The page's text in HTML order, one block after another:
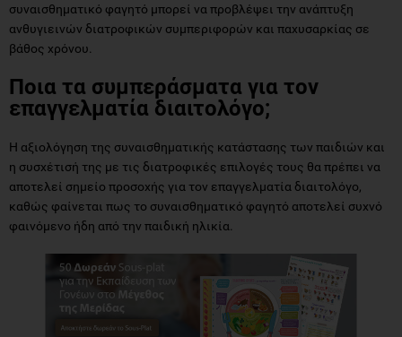
συναισθηματικό φαγητό μπορεί να προβλέψει την ανάπτυξη
ανθυγιεινών διατροφικών συμπεριφορών και παχυσαρκίας σε
βάθος χρόνου.
Ποια τα συμπεράσματα για τον
επαγγελματία διαιτολόγο;
Η αξιολόγηση της συναισθηματικής κατάστασης των παιδιών και
η συσχέτισή της με τις διατροφικές επιλογές τους θα πρέπει να
αποτελεί σημείο προσοχής για τον επαγγελματία διαιτολόγο,
καθώς φαίνεται πως το συναισθηματικό φαγητό αποτελεί συχνό
φαινόμενο ήδη από την παιδική ηλικία.